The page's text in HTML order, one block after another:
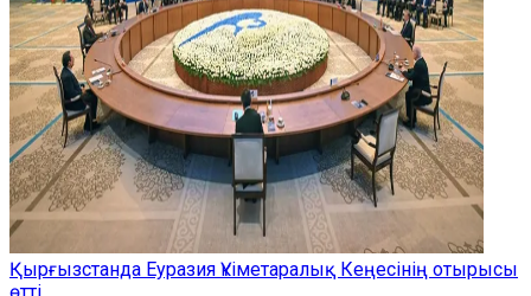
Қырғызстанда Еуразия Үкіметаралық Кеңесінің отырысы